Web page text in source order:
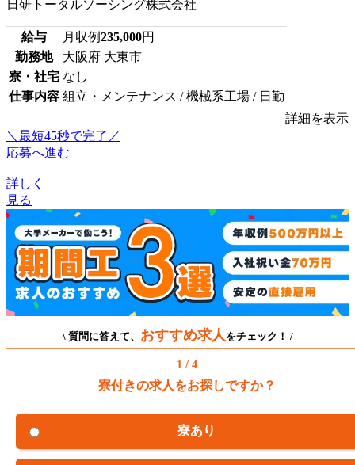
日研トータルソーシング株式会社
給与 月収例235,000円
勤務地
大阪府 大東市
寮・社宅 なし
仕事内容 組立・メンテナンス / 機械系工場 / 日勤
詳細を表示
＼最短45秒で完了／
応募へ進む
詳しく
見る
\ 質問に答えて、 おすすめ求人 をチェック！ /
1 / 4
寮付きの求人をお探しですか？
寮あり